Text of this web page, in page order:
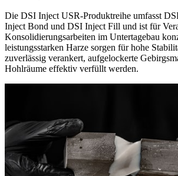
Die DSI Inject USR-Produktreihe umfasst
Inject Bond und DSI Inject Fill und ist für
Konsolidierungsarbeiten im Untertagebau
leistungsstarken Harze sorgen für hohe
zuverlässig verankert, aufgelockerte
Hohlräume effektiv verfüllt werden.